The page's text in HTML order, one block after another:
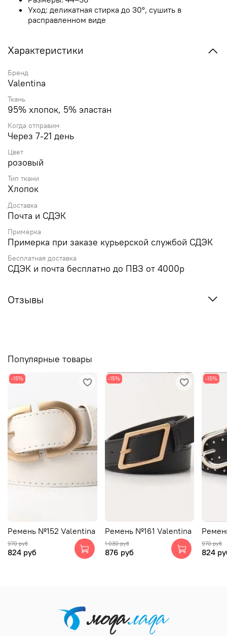
Уход: деликатная стирка до 30°, сушить в
расправленном виде
Характеристики
Бренд
Valentina
Ткань
95% хлопок, 5% эластан
Когда отправим
Через 7-21 день
Цвет
розовый
Тип ткани
Хлопок
Доставка
Почта и СДЭК
Примерка
Примерка при заказе курьерской службой СДЭК
Бесплатная доставка
СДЭК и почта бесплатно до ПВЗ от 4000р
Отзывы
Популярные товары
-15%
Ремень №152 Valentina
970 руб
824 руб
-15%
Ремень №161 Valentina
1 030 руб
876 руб
-15%
970 руб
824